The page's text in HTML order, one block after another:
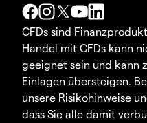
CFDs sind
Handel mit CFDs kann
geeignet sein und kann
Einlagen übersteigen.
unsere Risikohinweise
dass Sie alle damit